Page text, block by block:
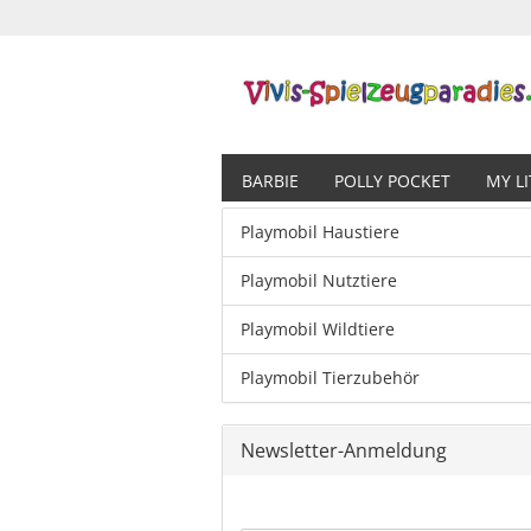
BARBIE POLLY POCKET MY
Playmobil Haustiere
Playmobil Nutztiere
Playmobil Wildtiere
Playmobil Tierzubehör
Newsletter-Anmeldung